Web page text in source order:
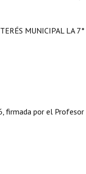
MUNICIPAL LA
por el Profesor